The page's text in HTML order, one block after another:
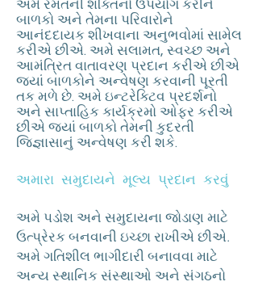
અમે રમતની શક્તિનો ઉપયોગ કરીને
બાળકો અને તેમના પરિવારોને
આનંદદાયક શીખવાના અનુભવોમાં સામેલ
કરીએ છીએ. અમે સલામત, સ્વચ્છ અને
આમંત્રિત વાતાવરણ પ્રદાન કરીએ છીએ
જ્યાં બાળકોને અન્વેષણ કરવાની પૂરતી
તક મળે છે. અમે ઇન્ટરેક્ટિવ પ્રદર્શનો
અને સાપ્તાહિક કાર્યક્રમો ઓફર કરીએ
છીએ જ્યાં બાળકો તેમની કુદરતી
જિજ્ઞાસાનું અન્વેષણ કરી શકે.
અમારા સમુદાયને મૂલ્ય પ્રદાન કરવું
અમે પડોશ અને સમુદાયના જોડાણ માટે
ઉત્પ્રેરક બનવાની ઇચ્છા રાખીએ છીએ.
અમે ગતિશીલ ભાગીદારી બનાવવા માટે
અન્ય સ્થાનિક સંસ્થાઓ અને સંગઠનો